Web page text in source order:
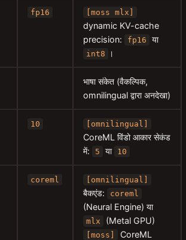
fp16 [moss mlx]
dynamic KV-cache
precision:
fp16 या
int8 ।
भाषा संकेत (वैकल्पिक,
omnilingual द्वारा अनदेखा)
10 [omnilingual]
CoreML विंडो आकार सेकंड
में:
5 या 10
coreml [omnilingual]
बैकएंड: coreml
(Neural Engine) या
mlx (Metal GPU)
[moss]
CoreML